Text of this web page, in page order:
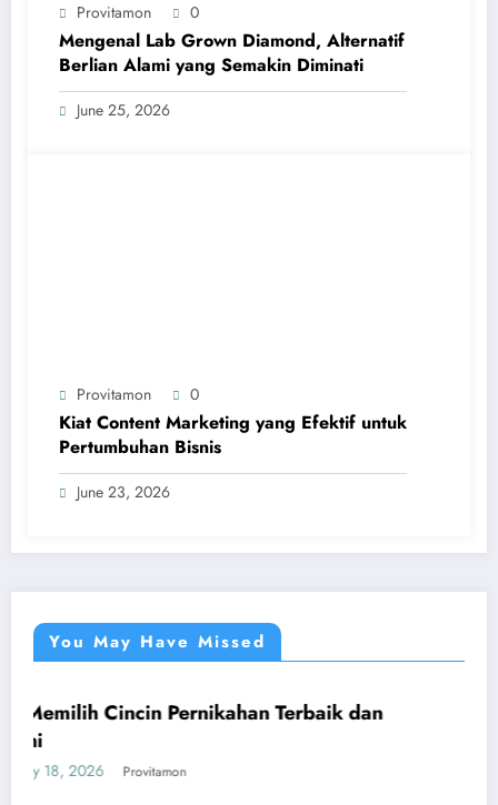
Provitamon 0
Mengenal Lab Grown Diamond, Alternatif
Berlian Alami yang Semakin Diminati
June 25, 2026
Provitamon 0
Kiat Content Marketing yang Efektif untuk
Pertumbuhan Bisnis
June 23, 2026
You May Have Missed
Pernikahan Terbaik dan UMUM
Panduan Mudah